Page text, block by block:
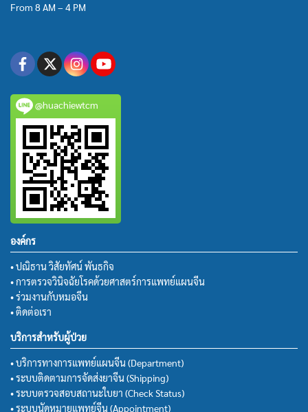
From 8 AM – 4 PM
@huachiewtcm
องค์กร
• ปณิธาน วิสัยทัศน์ พันธกิจ
• การตรวจวินิจฉัยโรคด้วยศาสตร์การแพทย์แผนจีน
• ร่วมงานกับหมอจีน
• ติดต่อเรา
บริการสำหรับผู้ป่วย
• บริการทางการแพทย์แผนจีน (Department)
• ระบบติดตามการจัดส่งยาจีน (Shipping)
• ระบบตรวจสอบสถานะใบยา (Check Status)
• ระบบนัดหมายแพทย์จีน (Appointment)